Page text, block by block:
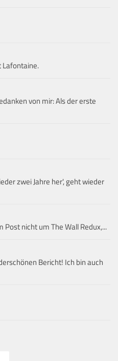
Lafontaine.
von mir: Als der erste
zwei Jahre her', geht wieder
Post nicht um The Wall Redux,...
Bericht! Ich bin auch